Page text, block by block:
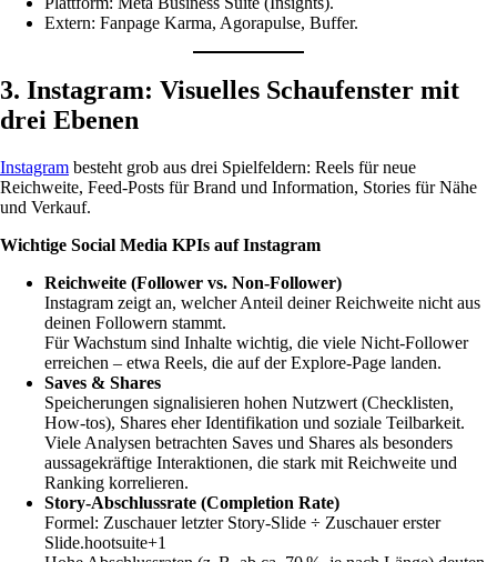
Extern: Fanpage Karma, Agorapulse, Buffer.
3. Instagram: Visuelles Schaufenster mit
drei Ebenen
Instagram besteht grob aus drei Spielfeldern: Reels für neue
Reichweite, Feed-Posts für Brand und Information, Stories für Nähe
und Verkauf.
Wichtige Social Media KPIs auf Instagram
Reichweite (Follower vs. Non-Follower)
Instagram zeigt an, welcher Anteil deiner Reichweite nicht aus
deinen Followern stammt.
Für Wachstum sind Inhalte wichtig, die viele Nicht-Follower
erreichen – etwa Reels, die auf der Explore-Page landen.
Saves & Shares
Speicherungen signalisieren hohen Nutzwert (Checklisten,
How-tos), Shares eher Identifikation und soziale Teilbarkeit.
Viele Analysen betrachten Saves und Shares als besonders
aussagekräftige Interaktionen, die stark mit Reichweite und
Ranking korrelieren.
Story-Abschlussrate (Completion Rate)
Formel: Zuschauer letzter Story-Slide ÷ Zuschauer erster
Slide.hootsuite+1